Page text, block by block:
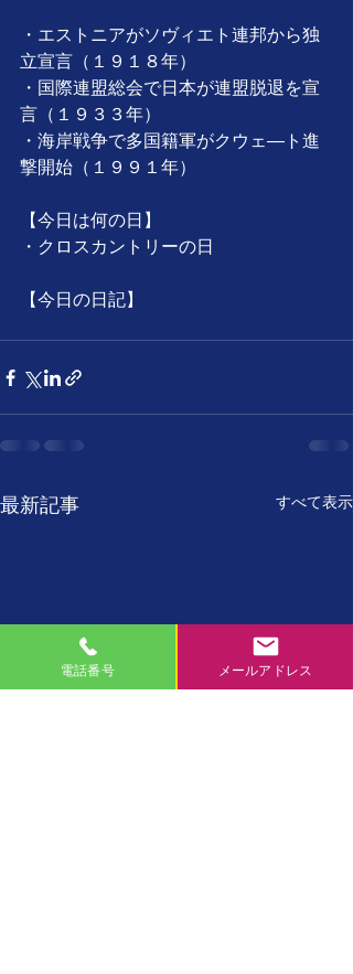
・エストニアがソヴィエト連邦から独
立宣言（１９１８年）
・国際連盟総会で日本が連盟脱退を宣
言（１９３３年）
・海岸戦争で多国籍軍がクウェ―ト進
撃開始（１９９１年）
【今日は何の日】
・クロスカントリーの日
【今日の日記】
最新記事 すべて表示
電話番号 メールアドレス